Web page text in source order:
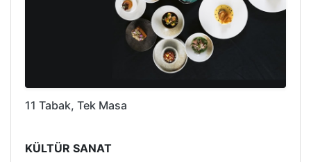
11 Tabak, Tek Masa
KÜLTÜR SANAT